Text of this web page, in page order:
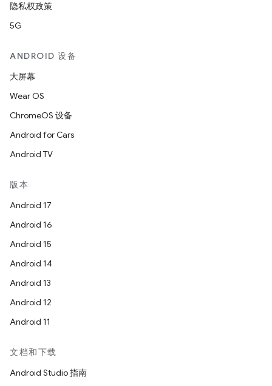
隐私权政策
5G
ANDROID 设备
大屏幕
Wear OS
ChromeOS 设备
Android for Cars
Android TV
版本
Android 17
Android 16
Android 15
Android 14
Android 13
Android 12
Android 11
文档和下载
Android Studio 指南